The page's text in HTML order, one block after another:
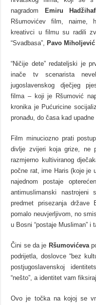
nagradom
Emiru
Ršumovićev film, naime,
kreativci u filmu su radili
“Svadbasa”, Pavo
“Ničije dete” redateljski je
inače tv scenarista
jugoslavenskog dječjeg
filma – koji je Ršumović
kronika je Pućuricine
pronađu, do časa kad upadne
Film minuciozno prati
divlje zvijeri koja grize, ne
razmjerno kultiviranog
počne rat, ime Haris (koje je
najednom postaje
antimuslimanski
predmet prisezanja
pomalo neuvjerljivom, no
u Bosni “postaje Musliman” i
Čini se da je Ršumovićeva
podrijetla, doslovce “bez
postjugoslavenskoj
“nešto”, a identitet vam
Ovo je točka na kojoj se